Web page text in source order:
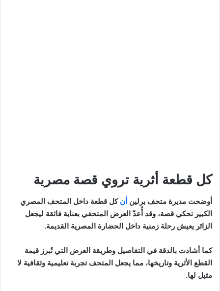
كل قطعة أثرية تروي قصة مصرية
أوضحت مديرة متحف برلين أن كل قطعة داخل المتحف المصري
الكبير تحكي قصة، وقد أُعدّ العرض المتحفي بعناية فائقة ليجعل
الزائر يعيش رحلة زمنية داخل الحضارة المصرية القديمة.
كما أشادت بالدقة في التفاصيل وطريقة العرض التي تُبرز قيمة
القطع الأثرية وتاريخها، مما يجعل المتحف تجربة تعليمية وثقافية لا
مثيل لها.